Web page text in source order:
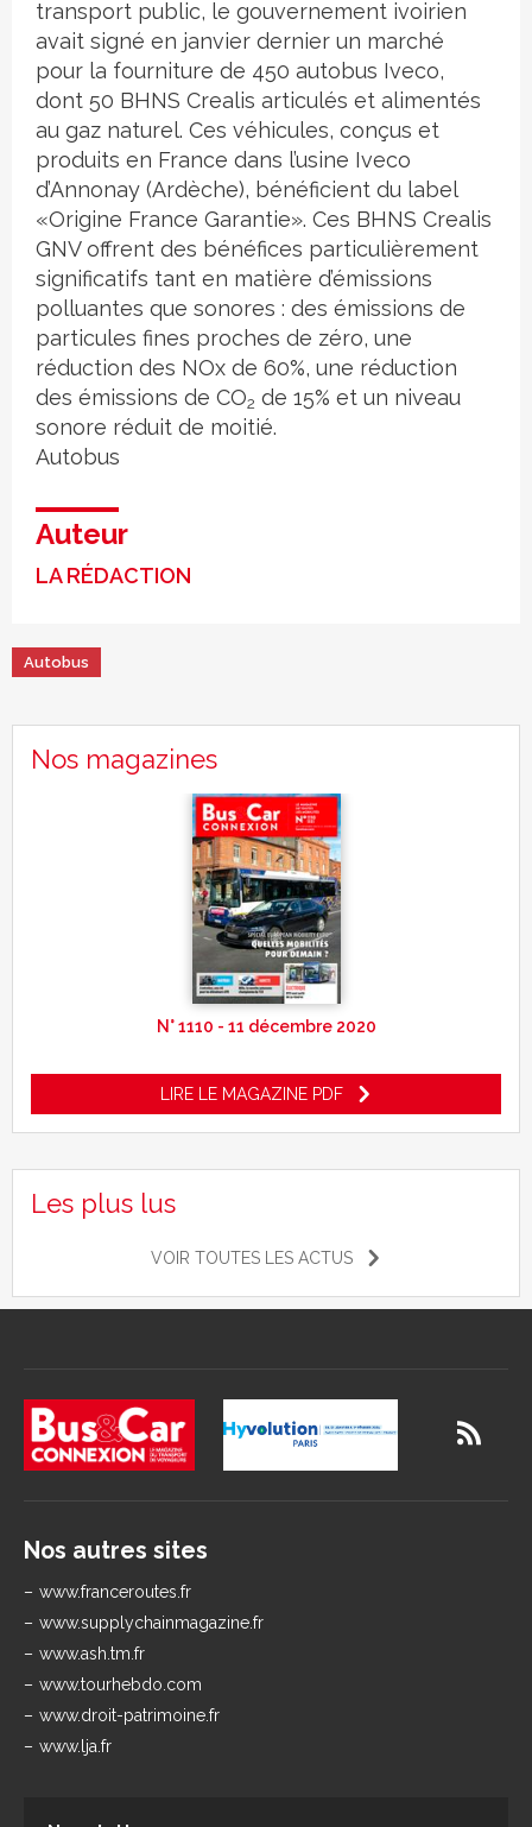
transport public, le gouvernement ivoirien
avait signé en janvier dernier un marché
pour la fourniture de 450 autobus Iveco,
dont 50 BHNS Crealis articulés et alimentés
au gaz naturel. Ces véhicules, conçus et
produits en France dans l’usine Iveco
d’Annonay (Ardèche), bénéficient du label
«Origine France Garantie». Ces BHNS Crealis
GNV offrent des bénéfices particulièrement
significatifs tant en matière d’émissions
polluantes que sonores : des émissions de
particules fines proches de zéro, une
réduction des NOx de 60%, une réduction
des émissions de CO2 de 15% et un niveau
sonore réduit de moitié.
Autobus
Auteur
LA RÉDACTION
Autobus
Nos magazines
N° 1110 - 11 décembre 2020
LIRE LE MAGAZINE PDF
Les plus lus
VOIR TOUTES LES ACTUS
Nos autres sites
www.franceroutes.fr
www.supplychainmagazine.fr
www.ash.tm.fr
www.tourhebdo.com
www.droit-patrimoine.fr
www.lja.fr